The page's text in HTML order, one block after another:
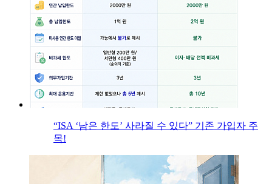
“ISA ‘남은 한도’ 사라질 수 있다” 기존 가입자 주
목!